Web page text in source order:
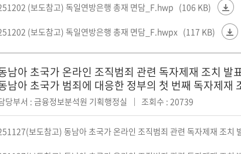
(보도참고) 독일연방은행 총재 면담_F.hwp (106 KB)
(보도참고) 독일연방은행 총재 면담_F.hwpx (117 KB)
남아 초국가 온라인 조직범죄 관련 독자제재 조치
남아 초국가 범죄에 대응한 정부의 첫 번째 독자제재
당부서 : 금융정보분석원 기획행정실 조회수 : 20739
보도참고) 동남아 초국가 온라인 조직범죄 관련 독자제재 조치